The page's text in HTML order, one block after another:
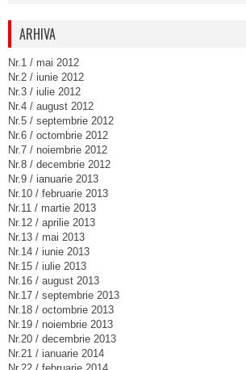
ARHIVA
Nr.1 / mai 2012
Nr.2 / iunie 2012
Nr.3 / iulie 2012
Nr.4 / august 2012
Nr.5 / septembrie 2012
Nr.6 / octombrie 2012
Nr.7 / noiembrie 2012
Nr.8 / decembrie 2012
Nr.9 / ianuarie 2013
Nr.10 / februarie 2013
Nr.11 / martie 2013
Nr.12 / aprilie 2013
Nr.13 / mai 2013
Nr.14 / iunie 2013
Nr.15 / iulie 2013
Nr.16 / august 2013
Nr.17 / septembrie 2013
Nr.18 / octombrie 2013
Nr.19 / noiembrie 2013
Nr.20 / decembrie 2013
Nr.21 / ianuarie 2014